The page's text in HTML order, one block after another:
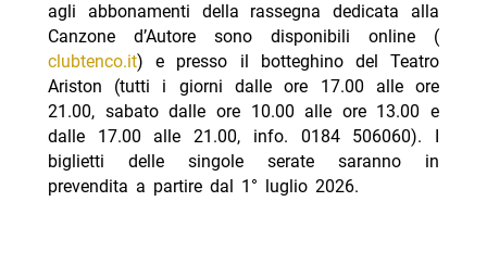
agli abbonamenti della rassegna dedicata alla
Canzone d’Autore sono disponibili online (
clubtenco.it) e presso il botteghino del Teatro
Ariston (tutti i giorni dalle ore 17.00 alle ore
21.00, sabato dalle ore 10.00 alle ore 13.00 e
dalle 17.00 alle 21.00, info. 0184 506060). I
biglietti delle singole serate saranno in
prevendita a partire dal 1° luglio 2026.